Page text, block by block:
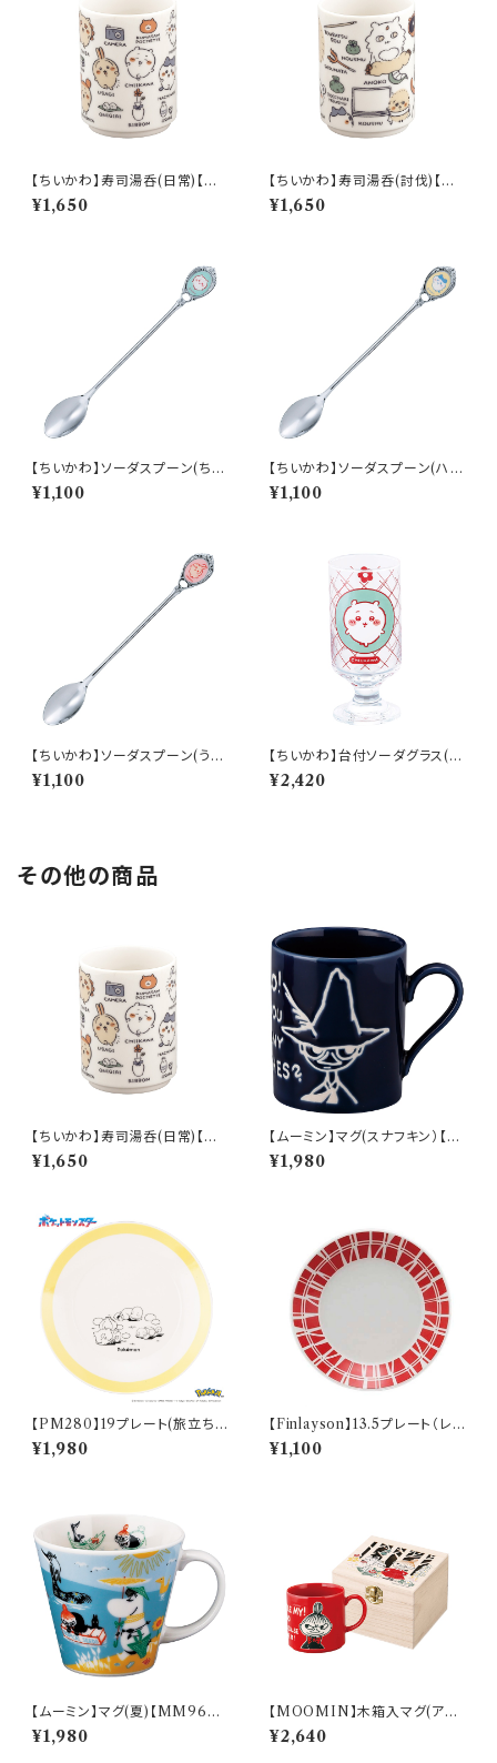
【ちいかわ】寿司湯呑(日常)【CK
W50】CKW51-327
¥1,650
【ちいかわ】寿司湯呑(討伐)【CK
W50】CKW52-327
¥1,650
【ちいかわ】ソーダスプーン(ちい
かわ)【CKW40】CKW41-850
¥1,100
【ちいかわ】ソーダスプーン(ハチ
ワレ)【CKW40】CKW42-850
¥1,100
【ちいかわ】ソーダスプーン(うさ
ぎ)【CKW40】CKW43-850
¥1,100
【ちいかわ】台付ソーダグラス(ち
いかわ)【CKW40】CKW41-81
3
¥2,420
その他の商品
【ちいかわ】寿司湯呑(日常)【CK
W50】CKW51-327
¥1,650
【ムーミン】マグ(スナフキン）【M
M9000】MM9003-11
¥1,980
【PM280】19プレート(旅立ち)
【Daily Sketch】PM285-330
¥1,980
【Finlayson】13.5プレート（レッ
ド）【コロナ】
¥1,100
【ムーミン】マグ(夏)【MM960
0】MM9602-11
¥1,980
【MOOMIN】木箱入マグ(アイ
ムリトルミイ)【MM16000】M
M16001-11H
¥2,640